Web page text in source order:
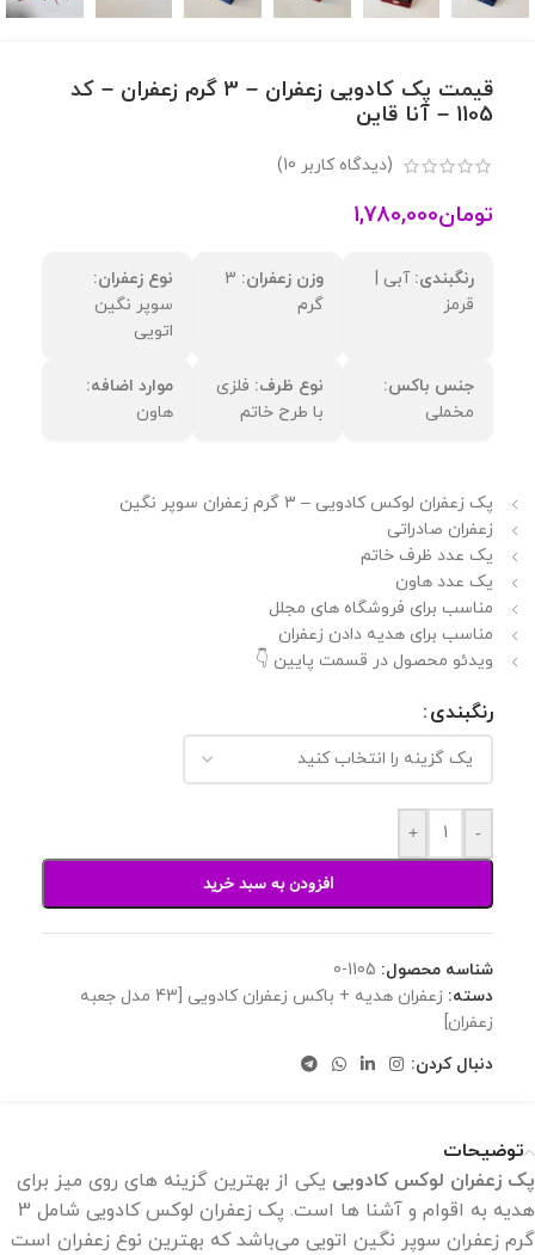
قیمت پک کادویی زعفران – 3 گرم زعفران – کد
1105 – آنا قاین
(دیدگاه کاربر 10
)
تومان1,780,000
رنگبندی: آبی |
قرمز
وزن زعفران: 3
گرم
نوع زعفران:
سوپر نگین
اتویی
جنس باکس:
مخملی
نوع ظرف: فلزی
با طرح خاتم
موارد اضافه:
هاون
پک زعفران لوکس کادویی – 3 گرم زعفران سوپر نگین
زعفران صادراتی
یک عدد ظرف خاتم
یک عدد هاون
مناسب برای فروشگاه های مجلل
مناسب برای هدیه دادن زعفران
ویدئو محصول در قسمت پایین 👇
رنگبندی
-
+
افزودن به سبد خرید
شناسه محصول: 1105-0
دسته:
زعفران هدیه + باکس زعفران کادویی [43 مدل جعبه
زعفران]
دنبال کردن:
توضیحات
پک زعفران لوکس کادویی یکی از بهترین گزینه های روی میز برای
هدیه به اقوام و آشنا ها است. پک زعفران لوکس کادویی شامل 3
گرم زعفران سوپر نگین اتویی می‌باشد که بهترین نوع زعفران است